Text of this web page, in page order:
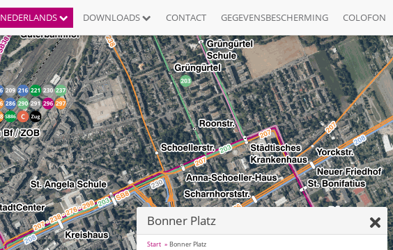
NEDERLANDS DOWNLOADS CONTACT GEGEVENSBESCHERMING COLOFON
Bonner Platz
Start Bonner Platz